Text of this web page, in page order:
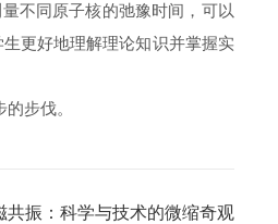
不同原子核的弛豫时间，可以
更好地理解理论知识并掌握实
步伐。
共振：科学与技术的微缩奇观